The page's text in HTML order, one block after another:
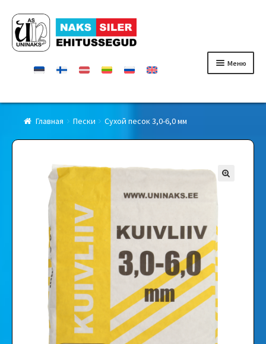
Перейти
к
навигации
Перейти
к
содержимому
Меню
Главная
Сертификаты
Контакты
О фирмe
Главная Пески Сухой песок 3,0-6,0 мм